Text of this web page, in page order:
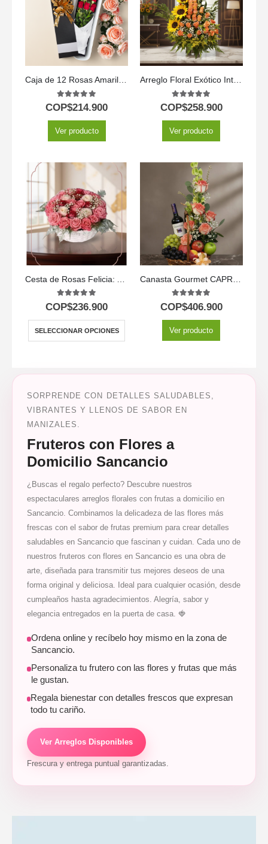
Caja de 12 Rosas Amarillas
5.00out of 5
COP$214.900
Ver producto
Arreglo Floral Exótico Intocable
5.00out of 5
COP$258.900
Ver producto
5.00out of 5
COP$236.900
SELECCIONAR OPCIONES
5.00out of 5
COP$406.900
Ver producto
SORPRENDE CON DETALLES SALUDABLES,
VIBRANTES Y LLENOS DE SABOR EN
MANIZALES.
Fruteros con Flores a
Domicilio Sancancio
¿Buscas el regalo perfecto? Descubre nuestros
espectaculares arreglos florales con frutas a domicilio en
Sancancio. Combinamos la delicadeza de las flores más
frescas con el sabor de frutas premium para crear detalles
saludables en Sancancio que fascinan y cuidan. Cada uno de
nuestros fruteros con flores en Sancancio es una obra de
arte, diseñada para transmitir tus mejores deseos de una
forma original y deliciosa. Ideal para cualquier ocasión, desde
cumpleaños hasta agradecimientos. Alegría, sabor y
elegancia entregados en la puerta de casa. 🍓
Ordena online y recíbelo hoy mismo en la zona de
Sancancio.
Personaliza tu frutero con las flores y frutas que más
le gustan.
Regala bienestar con detalles frescos que expresan
todo tu cariño.
Ver Arreglos Disponibles
Frescura y entrega puntual garantizadas.